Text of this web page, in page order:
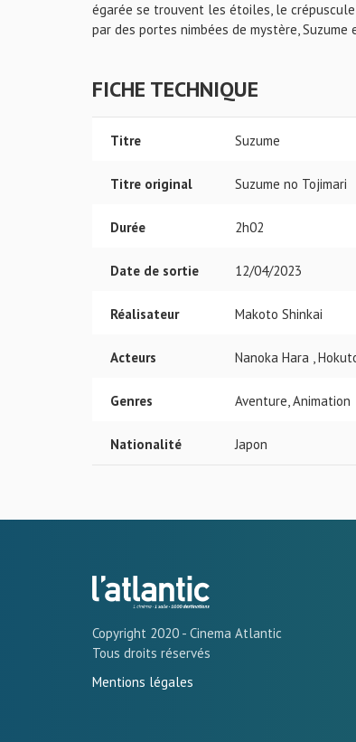
égarée se trouvent les étoiles, le
par des portes nimbées de mystère,
FICHE TECHNIQUE
Titre Suzume
Titre original Suzume no Tojimari
Durée 2h02
Date de sortie 12/04/2023
Réalisateur Makoto Shinkai
Acteurs Nanoka Hara ,
Genres Aventure, Animation
Nationalité Japon
Copyright 2020 - Cinema Atlantic
Tous droits réservés
Mentions légales